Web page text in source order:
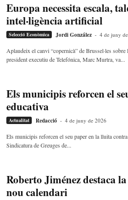
Europa necessita escala,
intel·ligència artificial
Selecció Econòmica Jordi González - 4 de juny
Aplaudeix el canvi “copernicà” de Brussel·les
president executiu de Telefónica, Marc Murtra, va...
Els municipis reforcen el
educativa
Actualitat Redacció - 4 de juny de 2026
Els municipis reforcen el seu paper en la lluita
Sindicatura de Greuges de...
Roberto Jiménez destaca
nou calendari